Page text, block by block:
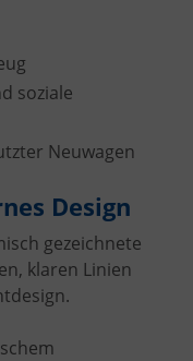
soziale
Neuwagen
Design
gezeichnete
klaren Linien